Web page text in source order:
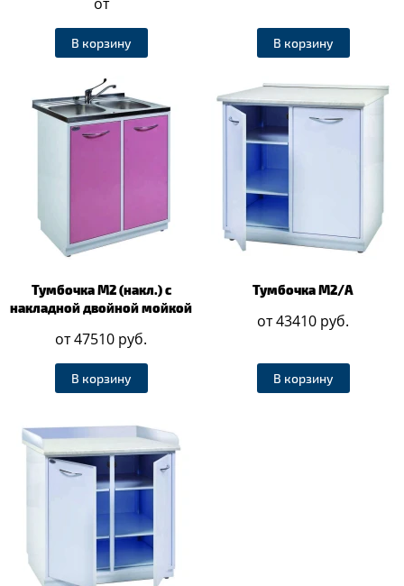
В корзину В корзину
Тумбочка М2 (накл.) с
накладной двойной мойкой
от 47510 руб.
В корзину
Тумбочка М2/А
от 43410 руб.
В корзину